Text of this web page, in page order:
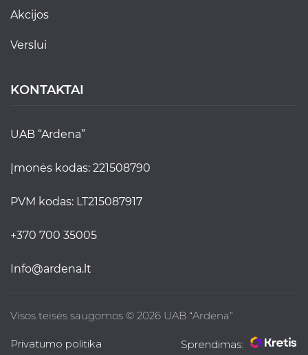
akcijos
verslui
KONTAKTAI
UAB “Ardena”
Įmonės kodas: 221508790
PVM kodas: LT215087917
+370 700 35005
info@ardena.lt
Visos teisės saugomos © 2026 UAB “Ardena”
Privatumo politika Sprendimas: